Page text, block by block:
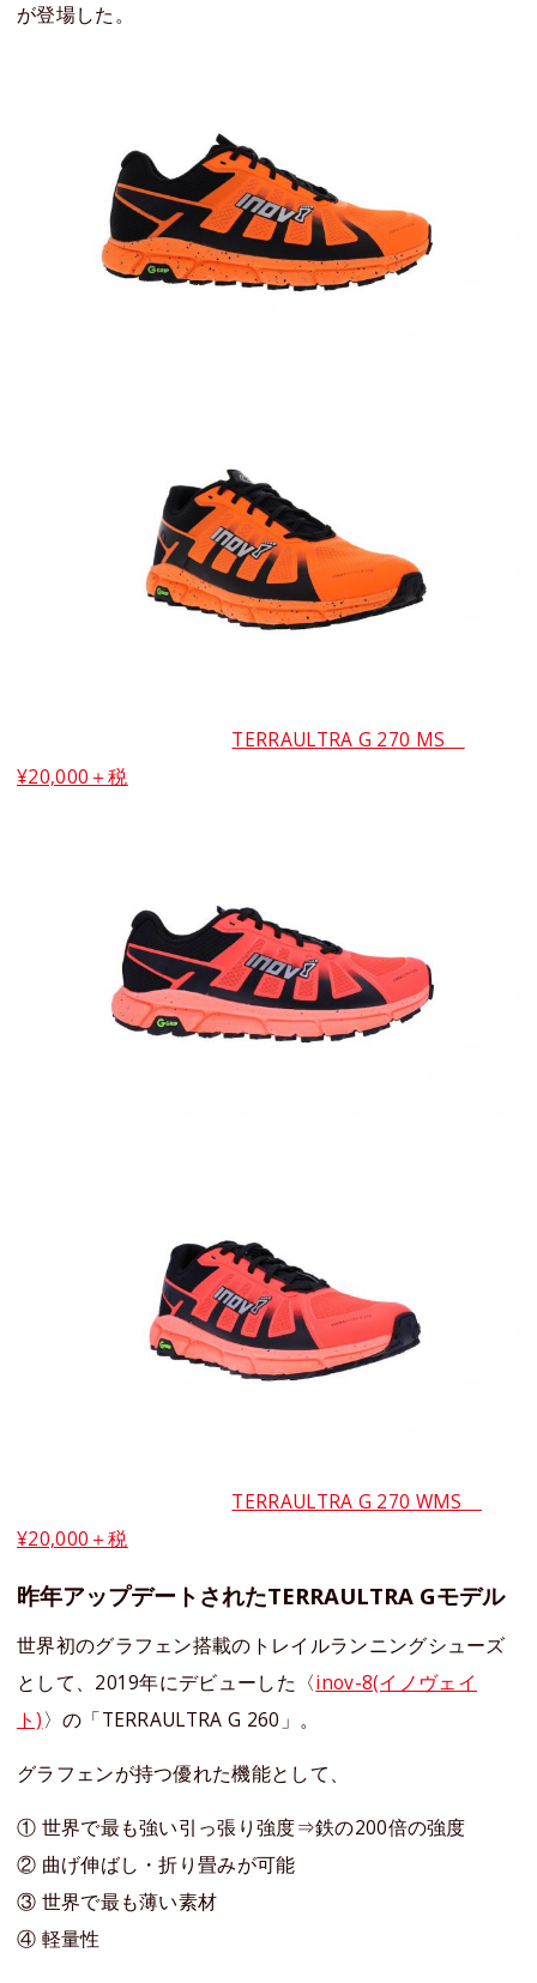
が登場した。
TERRAULTRA G 270 MS
¥20,000＋税
TERRAULTRA G 270 WMS
¥20,000＋税
昨年アップデートされたTERRAULTRA Gモデル
世界初のグラフェン搭載のトレイルランニングシューズ
として、2019年にデビューした〈inov-8(イノヴェイ
ト)〉の「TERRAULTRA G 260」。
グラフェンが持つ優れた機能として、
① 世界で最も強い引っ張り強度⇒鉄の200倍の強度
② 曲げ伸ばし・折り畳みが可能
③ 世界で最も薄い素材
④ 軽量性